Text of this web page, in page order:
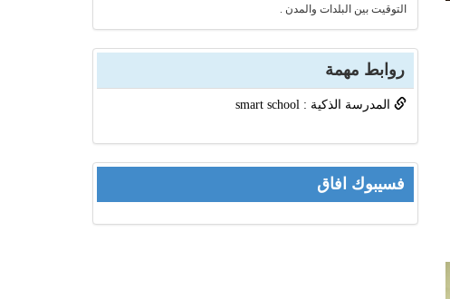
التوقيت بين البلدات والمدن .
روابط مهمة
المدرسة الذكية : smart school
فسيبوك افاق